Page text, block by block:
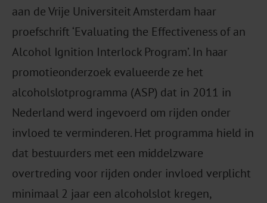
aan de Vrije Universiteit Amsterdam haar
proefschrift ‘Evaluating the Effectiveness of an
Alcohol Ignition Interlock Program’. In haar
promotieonderzoek evalueerde ze het
alcoholslotprogramma (ASP) dat in 2011 in
Nederland werd ingevoerd om rijden onder
invloed te verminderen. Het programma hield in
dat bestuurders met een middelzware
overtreding voor rijden onder invloed verplicht
minimaal 2 jaar een alcoholslot kregen,